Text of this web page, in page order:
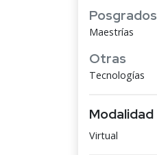
Posgrados
Maestrías
Otras
Tecnologías
Modalidad
Virtual